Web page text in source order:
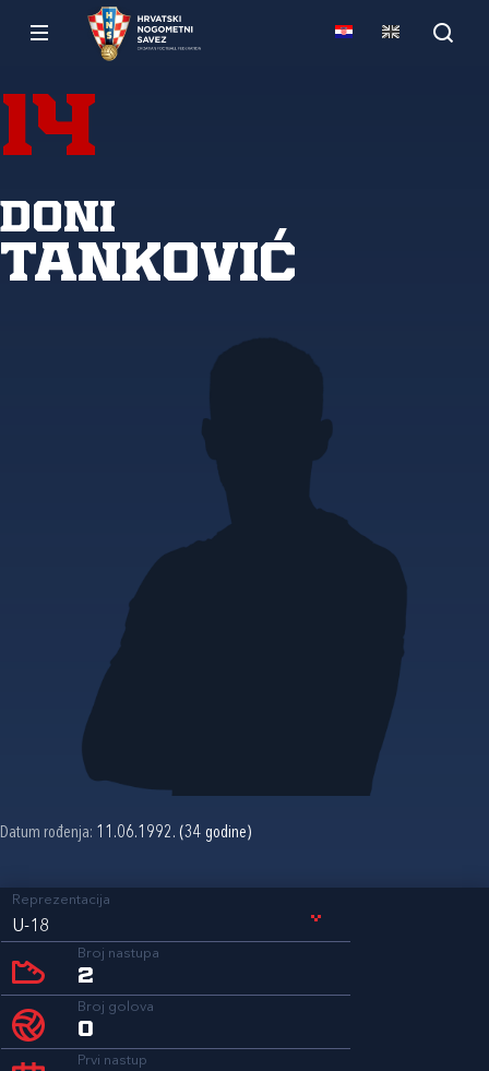
14
Doni
Tanković
Datum rođenja: 11.06.1992. (34 godine)
Reprezentacija
U-18
Broj nastupa
2
Broj golova
0
Prvi nastup